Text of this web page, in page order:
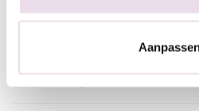
Klantenreviews